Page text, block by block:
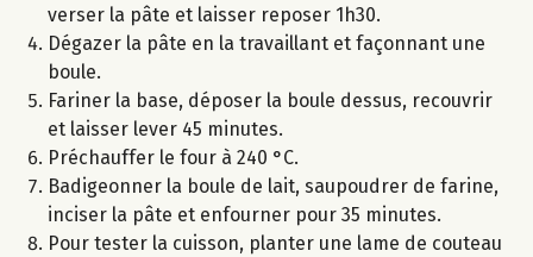
verser la pâte et laisser reposer 1h30.
Dégazer la pâte en la travaillant et façonnant une
boule.
Fariner la base, déposer la boule dessus, recouvrir
et laisser lever 45 minutes.
Préchauffer le four à 240 °C.
Badigeonner la boule de lait, saupoudrer de farine,
inciser la pâte et enfourner pour 35 minutes.
Pour tester la cuisson, planter une lame de couteau